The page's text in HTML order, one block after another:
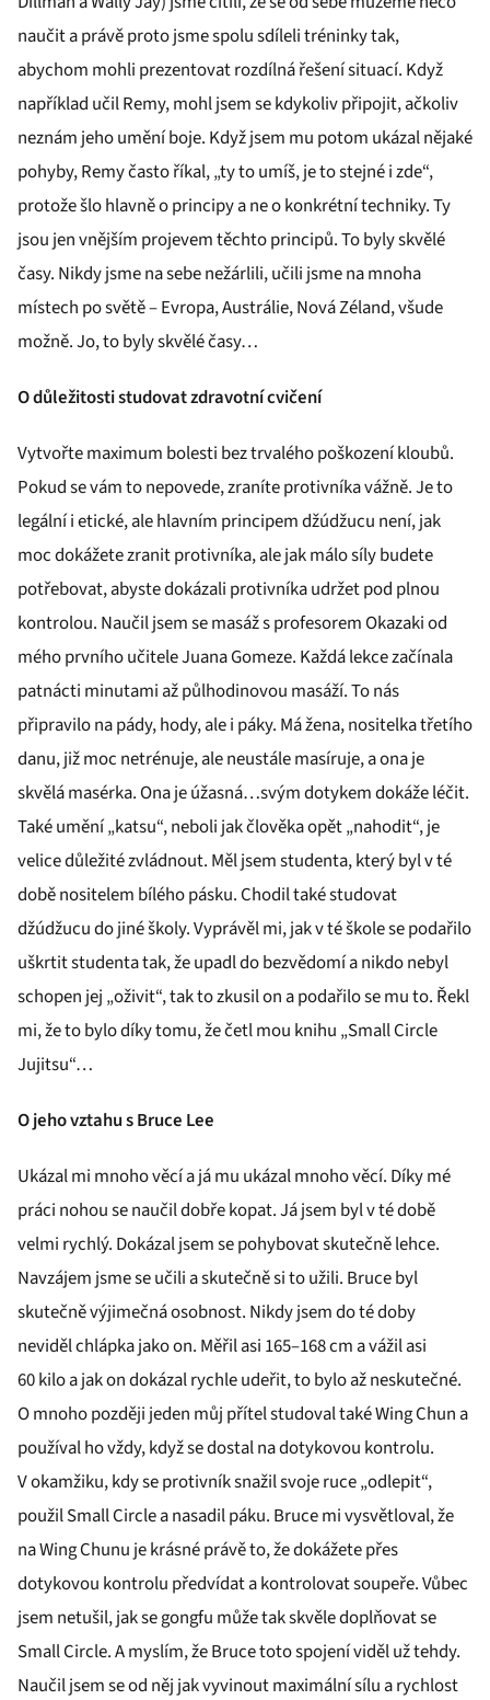
naučit a právě proto jsme spolu sdíleli tréninky tak,
abychom mohli prezentovat rozdílná řešení situací. Když
například učil Remy, mohl jsem se kdykoliv připojit, ačkoliv
neznám jeho umění boje. Když jsem mu potom ukázal nějaké
pohyby, Remy často říkal, „ty to umíš, je to stejné i zde“,
protože šlo hlavně o principy a ne o konkrétní techniky. Ty
jsou jen vnějším projevem těchto principů. To byly skvělé
časy. Nikdy jsme na sebe nežárlili, učili jsme na mnoha
místech po světě – Evropa, Austrálie, Nová Zéland, všude
možně. Jo, to byly skvělé časy…
O důležitosti studovat zdravotní cvičení
Vytvořte maximum bolesti bez trvalého poškození kloubů.
Pokud se vám to nepovede, zraníte protivníka vážně. Je to
legální i etické, ale hlavním principem džúdžucu není, jak
moc dokážete zranit protivníka, ale jak málo síly budete
potřebovat, abyste dokázali protivníka udržet pod plnou
kontrolou. Naučil jsem se masáž s profesorem Okazaki od
mého prvního učitele Juana Gomeze. Každá lekce začínala
patnácti minutami až půlhodinovou masáží. To nás
připravilo na pády, hody, ale i páky. Má žena, nositelka třetího
danu, již moc netrénuje, ale neustále masíruje, a ona je
skvělá masérka. Ona je úžasná…svým dotykem dokáže léčit.
Také umění „katsu“, neboli jak člověka opět „nahodit“, je
velice důležité zvládnout. Měl jsem studenta, který byl v té
době nositelem bílého pásku. Chodil také studovat
džúdžucu do jiné školy. Vyprávěl mi, jak v té škole se podařilo
uškrtit studenta tak, že upadl do bezvědomí a nikdo nebyl
schopen jej „oživit“, tak to zkusil on a podařilo se mu to. Řekl
mi, že to bylo díky tomu, že četl mou knihu „Small Circle
Jujitsu“…
O jeho vztahu s Bruce Lee
Ukázal mi mnoho věcí a já mu ukázal mnoho věcí. Díky mé
práci nohou se naučil dobře kopat. Já jsem byl v té době
velmi rychlý. Dokázal jsem se pohybovat skutečně lehce.
Navzájem jsme se učili a skutečně si to užili. Bruce byl
skutečně výjimečná osobnost. Nikdy jsem do té doby
neviděl chlápka jako on. Měřil asi 165–168 cm a vážil asi
60 kilo a jak on dokázal rychle udeřit, to bylo až neskutečné.
O mnoho později jeden můj přítel studoval také Wing Chun a
používal ho vždy, když se dostal na dotykovou kontrolu.
V okamžiku, kdy se protivník snažil svoje ruce „odlepit“,
použil Small Circle a nasadil páku. Bruce mi vysvětloval, že
na Wing Chunu je krásné právě to, že dokážete přes
dotykovou kontrolu předvídat a kontrolovat soupeře. Vůbec
jsem netušil, jak se gongfu může tak skvěle doplňovat se
Small Circle. A myslím, že Bruce toto spojení viděl už tehdy.
Naučil jsem se od něj jak vyvinout maximální sílu a rychlost